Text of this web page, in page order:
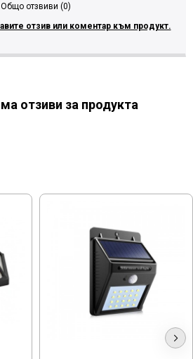
Общо отзвиви (0)
отзив или коментар към продукт.
отзиви за продукта